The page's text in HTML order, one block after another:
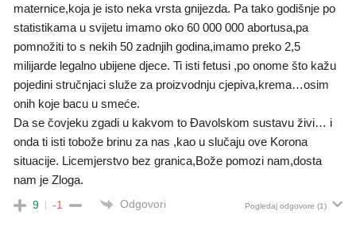
maternice,koja je isto neka vrsta gnijezda. Pa tako godišnje po
statistikama u svijetu imamo oko 60 000 000 abortusa,pa
pomnožiti to s nekih 50 zadnjih godina,imamo preko 2,5
milijarde legalno ubijene djece. Ti isti fetusi ,po onome što kažu
pojedini stručnjaci služe za proizvodnju cjepiva,krema…osim
onih koje bacu u smeće.
Da se čovjeku zgadi u kakvom to Đavolskom sustavu živi… i
onda ti isti tobože brinu za nas ,kao u slučaju ove Korona
situacije. Licemjerstvo bez granica,Bože pomozi nam,dosta
nam je Zloga.
9 -1 Odgovori Pogledaj odgovore (1)